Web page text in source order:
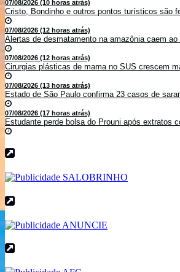
07/08/2026 (10 horas atrás)
Cristo, Bondinho e outros pontos turísticos são
07/08/2026 (12 horas atrás)
Alertas de desmatamento na amazônia caem ao
07/08/2026 (12 horas atrás)
Cirurgias plásticas de mama no SUS crescem
07/08/2026 (13 horas atrás)
Estado de São Paulo confirma 23 casos de
07/08/2026 (17 horas atrás)
Estudante perde bolsa do Prouni após extratos